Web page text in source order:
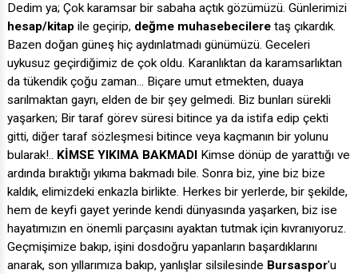
Dedim ya; Çok karamsar bir sabaha açtık gözümüzü. Günlerimizi
hesap/kitap ile geçirip, değme muhasebecilere taş çıkardık.
Bazen doğan güneş hiç aydınlatmadı günümüzü. Geceleri
uykusuz geçirdiğimiz de çok oldu. Karanlıktan da karamsarlıktan
da tükendik çoğu zaman... Biçare umut etmekten, duaya
sarılmaktan gayrı, elden de bir şey gelmedi. Biz bunları sürekli
yaşarken; Bir taraf görev süresi bitince ya da istifa edip çekti
gitti, diğer taraf sözleşmesi bitince veya kaçmanın bir yolunu
bularak!.. KİMSE YIKIMA BAKMADI Kimse dönüp de yarattığı ve
ardında bıraktığı yıkıma bakmadı bile. Sonra biz, yine biz bize
kaldık, elimizdeki enkazla birlikte. Herkes bir yerlerde, bir şekilde,
hem de keyfi gayet yerinde kendi dünyasında yaşarken, biz ise
hayatımızın en önemli parçasını ayaktan tutmak için kıvranıyoruz.
Geçmişimize bakıp, işini dosdoğru yapanların başardıklarını
anarak, son yıllarımıza bakıp, yanlışlar silsilesinde Bursaspor'u